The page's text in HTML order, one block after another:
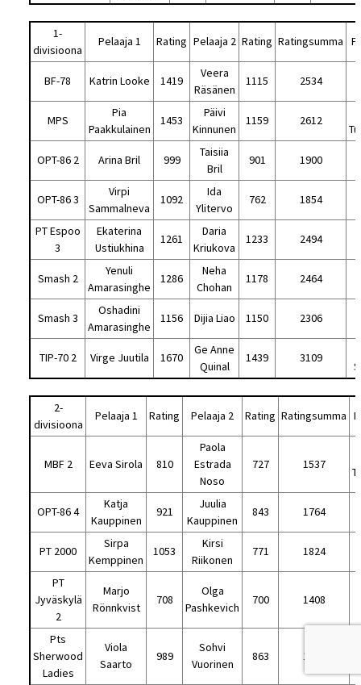
1-
divisioona
Pelaaja 1 Rating Pelaaja 2 Rating Ratingsumma
BF-78 Katrin Looke 1419
Veera
Räsänen
1115 2534
MPS
Pia
Paakkulainen
1453
Päivi
Kinnunen
1159 2612
OPT-86 2 Arina Bril 999
Taisiia
Bril
901 1900
OPT-86 3
Virpi
Sammalneva
1092
Ida
Ylitervo
762 1854
PT Espoo
3
Ekaterina
Ustiukhina
1261
Daria
Kriukova
1233 2494
Smash 2
Yenuli
Amarasinghe
1286
Neha
Chohan
1178 2464
Smash 3
Oshadini
Amarasinghe
1156 Dijia Liao 1150 2306
TIP-70 2 Virge Juutila 1670
Ge Anne
Quinal
1439 3109
2-
divisioona
Pelaaja 1 Rating Pelaaja 2 Rating Ratingsumma
MBF 2 Eeva Sirola 810
Paola
Estrada
Noso
727 1537
OPT-86 4
Katja
Kauppinen
921
Juulia
Kauppinen
843 1764
PT 2000
Sirpa
Kemppinen
1053
Kirsi
Riikonen
771 1824
PT
Jyväskylä
2
Marjo
Rönnkvist
708
Olga
Pashkevich
700 1408
Pts
Sherwood
Ladies
Viola
Saarto
989
Sohvi
Vuorinen
863 1852